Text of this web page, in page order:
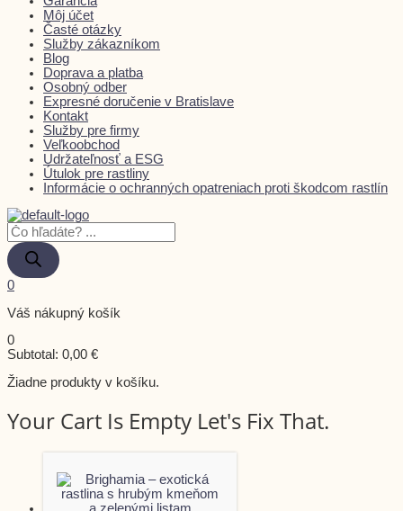
Môj účet
Časté otázky
Služby zákazníkom
Blog
Doprava a platba
Osobný odber
Expresné doručenie v Bratislave
Kontakt
Služby pre firmy
Veľkoobchod
Udržateľnosť a ESG
Útulok pre rastliny
Informácie o ochranných opatreniach proti škodcom rastlín
0
Váš nákupný košík
0
Subtotal: 0,00 €
Žiadne produkty v košíku.
Your Cart Is Empty Let's Fix That.